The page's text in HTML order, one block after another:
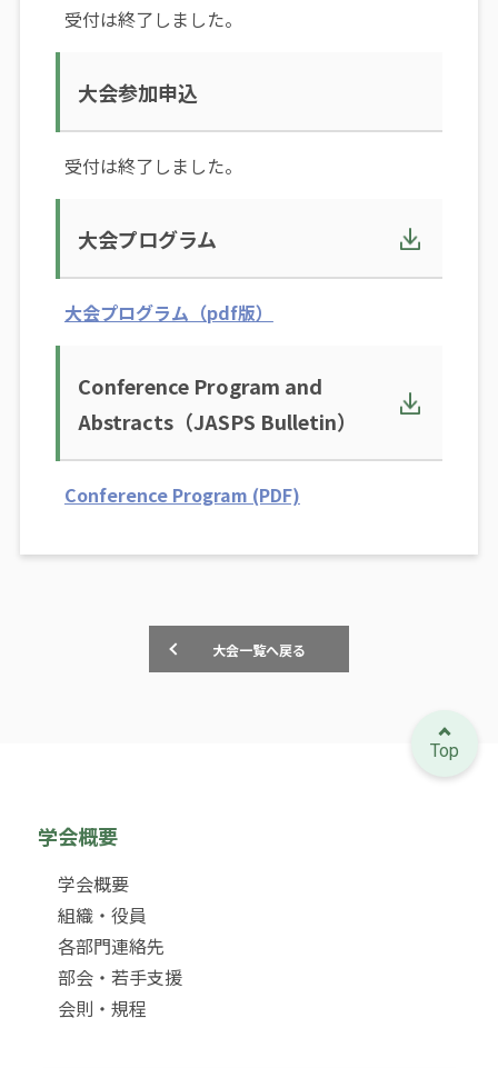
受付は終了しました。
大会参加申込
受付は終了しました。
大会プログラム
大会プログラム（pdf版）
Conference Program and
Abstracts（JASPS Bulletin）
Conference Program (PDF)
大会一覧へ戻る
学会概要
学会概要
組織・役員
各部門連絡先
部会・若手支援
会則・規程
Top